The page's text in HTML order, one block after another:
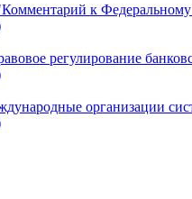
к Федеральному
регулирование
организации